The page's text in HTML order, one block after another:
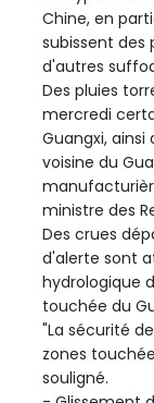
Chine, en
subissent des
d'autres
Des pluies
mercredi
Guangxi, ainsi
voisine du
ministre des
Des crues
d'alerte sont
hydrologique
touchée du
"La sécurité
zones
souligné.